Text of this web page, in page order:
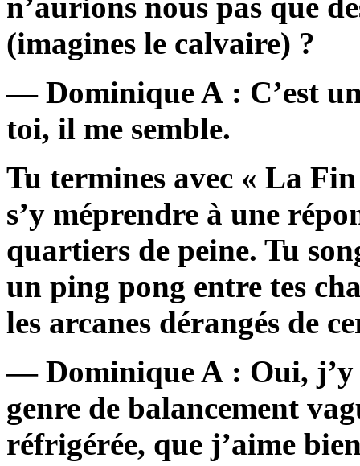
(imagines le calvaire) ?
— Dominique A : C’est
toi, il me semble.
Tu termines avec « La
s’y méprendre à une
quartiers de peine. Tu
un ping pong entre tes
les arcanes dérangés de
— Dominique A : Oui, j’y
genre de balancement
réfrigérée, que j’aime